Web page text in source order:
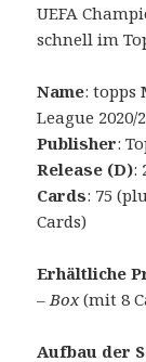
UEFA
schnell im
Name: topps
League 2020/
Publisher:
Release (D):
Cards: 75
Cards)
Erhältliche
–Box(mit 8
Aufbau der